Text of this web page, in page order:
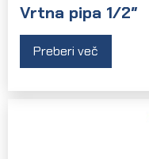
Vrtna pipa 1/2″
Preberi več